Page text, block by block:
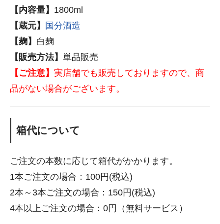
【内容量】 1800ml
【蔵元】
国分酒造
【麹】 白麹
【販売方法】 単品販売
【ご注意】 実店舗でも販売しておりますので、商
品がない場合がございます。
箱代について
ご注文の本数に応じて箱代がかかります。
1本ご注文の場合：100円(税込)
2本～3本ご注文の場合：150円(税込)
4本以上ご注文の場合：0円（無料サービス）